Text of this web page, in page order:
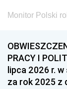
Monitor Polski
PRACY I
lipca 2026 r.
za rok 2025 z